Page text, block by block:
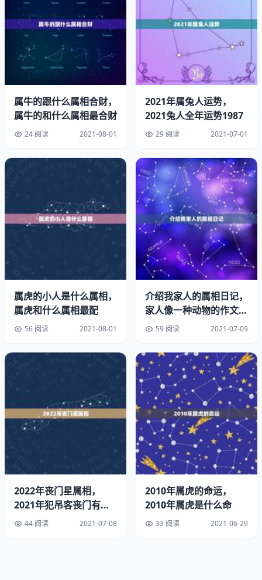
如果你不是参加婚礼的当天送，提前送那不写也可以，你朋
友搞得清楚
请问我朋友结婚,我给的红包上面要不要写我的名字,谢谢
写，我以前送我朋友红包的时候没写名字，结果等我结婚了
如果你不是参加婚礼的当天送，提前送那不写也可以，你朋
同事结婚送多少红包，红包上要写名字吗
写，我以前送我朋友红包的时候没写名字，结果等我结婚了
我朋友还特地来问我送了多少，这个便于还礼如果你不是参
加婚礼的当天送，提前送那不写也可以，你朋友搞得清楚
参加婚礼给红包要写名字吗：同事结婚送多少红包，红包上
要写名字吗
写，我以前送我朋友红包的时候没写名字，结果等我结婚了
我朋友还特地来问我送了多少，这个便于还礼如果你不是参
加婚礼的当天送，提前送那不写也可以，你朋友搞得清楚结
婚红包上面要写名字吗。
同学结婚给多少红包，要写名字吗
红包上注明：姓名，钱数结婚红包需要写名字吗。
如果当面交给收钱的人不用红包，但要说清楚姓名钱数
数额根据关系、当地消费水平，个人情况，没有定数
所谓红包是个礼尚往来的纽带，你送的多等人家还的时候也
属牛的跟什么属相合财，
属牛的和什么属相最合财
24 阅读 2021-08-01
2021年属兔人运势，
2021兔人全年运势1987
29 阅读 2021-07-01
属虎的小人是什么属相，
属虎和什么属相最配
56 阅读 2021-08-01
介绍我家人的属相日记，
家人像一种动物的作文。
300字？
59 阅读 2021-07-09
2022年丧门星属相，
2021年犯吊客丧门有哪
些生肖
44 阅读 2021-07-08
2010年属虎的命运，
2010年属虎是什么命
33 阅读 2021-06-29